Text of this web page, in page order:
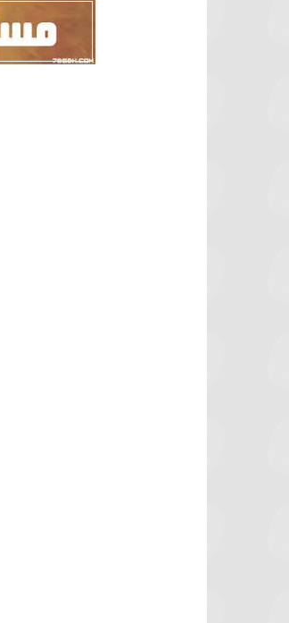
برشلونة يستعيد سلاحا مهما بعد صدمة